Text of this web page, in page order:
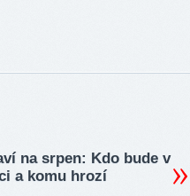
na srpen: Kdo bude v
a komu hrozí